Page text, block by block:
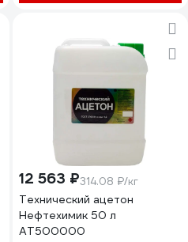
12 563 ₽314.08 ₽/кг
Технический ацетон
Нефтехимик 50 л
АТ500000